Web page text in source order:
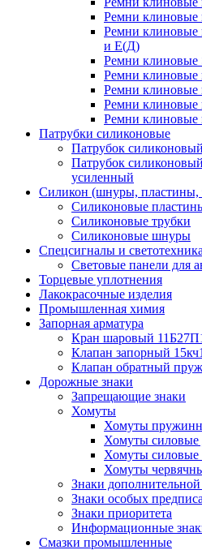
Ремни
Ремни клиновые
и Е(Д)
Ремни клиновые
Ремни
Ремни клиновые
Ремни клиновые
Ремни клиновые
Патрубки силиконовые
Патрубок
Патрубок
усиленный
Силикон (шнуры, пластины,
Силиконовые
Силиконовые трубки
Силиконовые шнуры
Спецсигналы и светотехника
Световые панели для
Торцевые уплотнения
Лакокрасочные изделия
Промышленная химия
Запорная арматура
Кран шаровый
Клапан запорный
Клапан обратный
Дорожные знаки
Запрещающие знаки
Хомуты
Хомуты
Хомуты силовые
Хомуты силовые
Хомуты
Знаки
Знаки особых
Знаки приоритета
Информационные
Смазки промышленные